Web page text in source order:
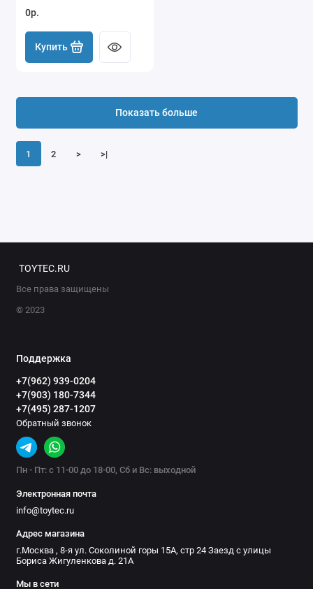
0р.
Купить
1 2 > >|
Показать больше
TOYTEC.RU
Все права защищены
© 2023
Поддержка
+7(962) 939-0204
+7(903) 180-7344
+7(495) 287-1207
Обратный звонок
Пн - Пт: с 11-00 до 18-00, Сб и Вс: выходной
Электронная почта
info@toytec.ru
Адрес магазина
г.Москва , 8-я ул. Соколиной горы 15А, стр 24 Заезд с улицы
Бориса Жигуленкова д. 21А
Мы в сети